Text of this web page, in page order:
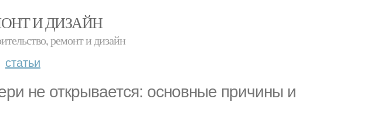
И ДИЗАЙН
ремонт и дизайн
статьи
не открывается: основные причины и